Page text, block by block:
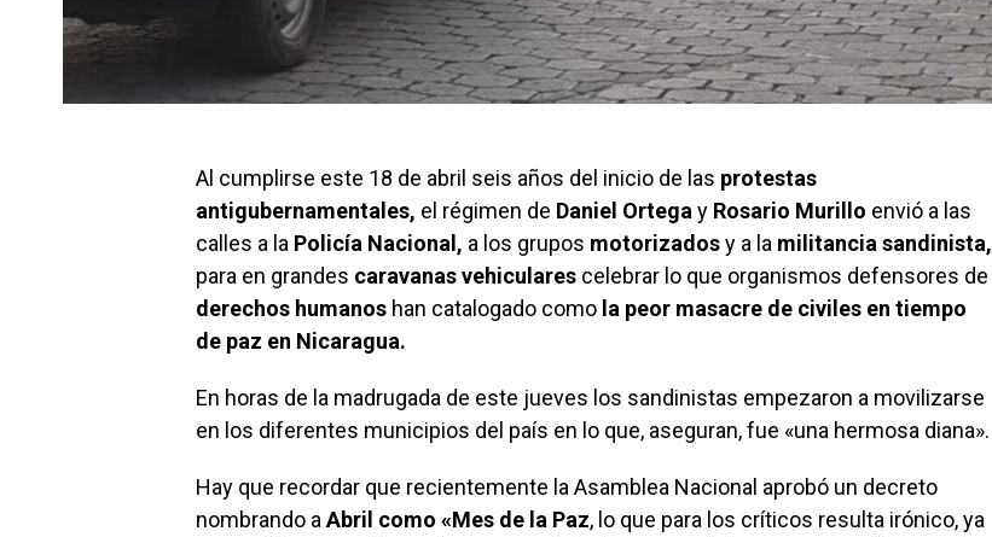
Al cumplirse este 18 de abril seis años del inicio de las protestas
antigubernamentales, el régimen de Daniel Ortega y Rosario Murillo envió a las
calles a la Policía Nacional, a los grupos motorizadosy a la militancia sandinista,
para en grandes caravanas vehiculares celebrar lo que organismos defensores de
derechos humanos han catalogado como la peor masacre de civiles en tiempo
de paz en Nicaragua.
En horas de la madrugada de este jueves los sandinistas empezaron a movilizarse
en los diferentes municipios del país en lo que, aseguran, fue «una hermosa diana».
Hay que recordar que recientemente la Asamblea Nacional aprobó un decreto
nombrando a Abril como «Mes de la Paz, lo que para los críticos resulta irónico, ya